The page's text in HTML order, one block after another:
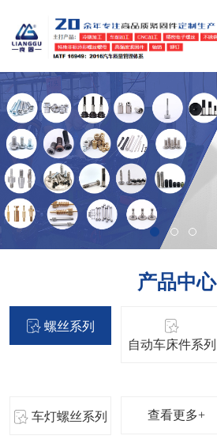
产品中心
螺丝系列
自动车床件系列
车灯螺丝系列 查看更多+